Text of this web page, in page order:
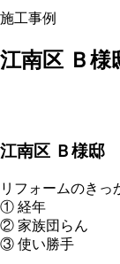
施工事例
江南区 Ｂ
江南区 Ｂ様邸
リフォームのきっ
① 経年
② 家族団らん
③ 使い勝手